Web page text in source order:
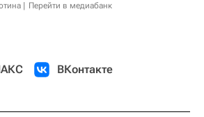
Перейти в медиабанк
ВКонтакте